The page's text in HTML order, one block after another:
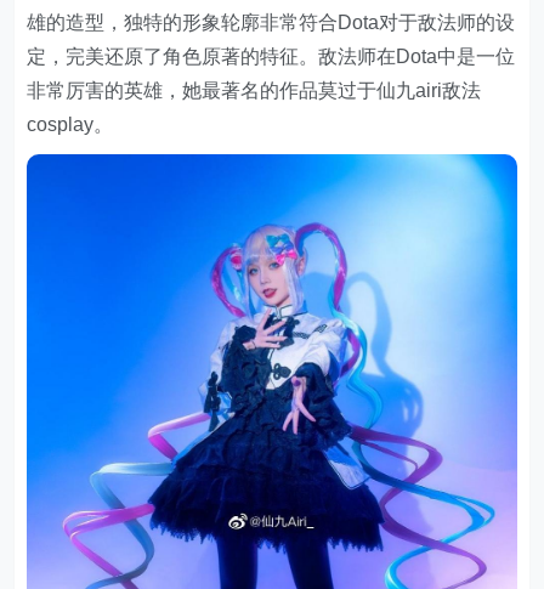
雄的造型，独特的形象轮廓非常符合Dota对于敌法师的设
定，完美还原了角色原著的特征。敌法师在Dota中是一位
非常厉害的英雄，她最著名的作品莫过于仙九airi敌法
cosplay。